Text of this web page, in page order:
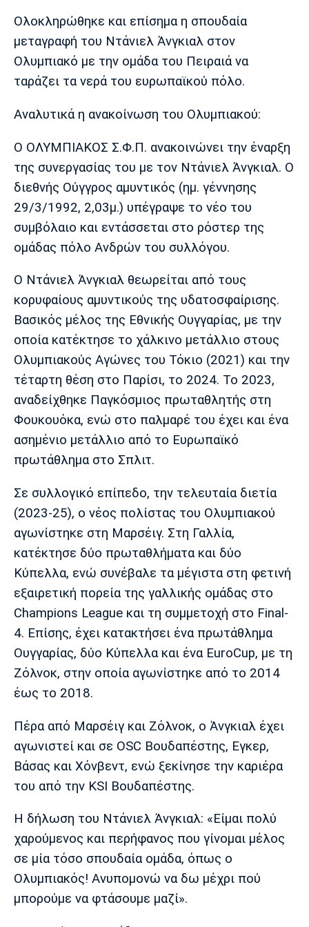
Πολιτισμός
Τραγούδια
Cine Spot
Παρασκήνιο
Πρόγραμμα TV
Ιωνικός Κηφισιά Πανσερραϊκός
Μπαρτσελόνα
Ρεάλ
Μαδρίτης
Ατλέτικο
Μαδρίτης
Μάντσεστερ
Γιουνάιτεντ
Τσέλσι Άρσεναλ
Λίβερπουλ
Μάντσεστερ
Σίτι
Γιουβέντους
Ίντερ Μπάγερν
Ντόρτμουντ
Μονακό
Ερυθρός
Αστέρας
Τότεναμ
Πόρτο Μπενφίκα
Ολοκληρώθηκε και επίσημα η σπουδαία
μεταγραφή του Ντάνιελ Άνγκιαλ στον
Ολυμπιακό με την ομάδα του Πειραιά να
ταράζει τα νερά του ευρωπαϊκού πόλο.
Αναλυτικά η ανακοίνωση του Ολυμπιακού:
Ο ΟΛΥΜΠΙΑΚΟΣ Σ.Φ.Π. ανακοινώνει την έναρξη
της συνεργασίας του με τον Ντάνιελ Άνγκιαλ. Ο
διεθνής Ούγγρος αμυντικός (ημ. γέννησης
29/3/1992, 2,03μ.) υπέγραψε το νέο του
συμβόλαιο και εντάσσεται στο ρόστερ της
ομάδας πόλο Ανδρών του συλλόγου.
Ο Ντάνιελ Άνγκιαλ θεωρείται από τους
κορυφαίους αμυντικούς της υδατοσφαίρισης.
Βασικός μέλος της Εθνικής Ουγγαρίας, με την
οποία κατέκτησε το χάλκινο μετάλλιο στους
Ολυμπιακούς Αγώνες του Τόκιο (2021) και την
τέταρτη θέση στο Παρίσι, το 2024. Το 2023,
αναδείχθηκε Παγκόσμιος πρωταθλητής στη
Φουκουόκα, ενώ στο παλμαρέ του έχει και ένα
ασημένιο μετάλλιο από το Ευρωπαϊκό
πρωτάθλημα στο Σπλιτ.
Σε συλλογικό επίπεδο, την τελευταία διετία
(2023-25), ο νέος πολίστας του Ολυμπιακού
αγωνίστηκε στη Μαρσέιγ. Στη Γαλλία,
κατέκτησε δύο πρωταθλήματα και δύο
Κύπελλα, ενώ συνέβαλε τα μέγιστα στη φετινή
εξαιρετική πορεία της γαλλικής ομάδας στο
Champions League και τη συμμετοχή στο Final-
4. Επίσης, έχει κατακτήσει ένα πρωτάθλημα
Ουγγαρίας, δύο Κύπελλα και ένα EuroCup, με τη
Ζόλνοκ, στην οποία αγωνίστηκε από το 2014
έως το 2018.
Πέρα από Μαρσέιγ και Ζόλνοκ, ο Άνγκιαλ έχει
αγωνιστεί και σε OSC Βουδαπέστης, Εγκερ,
Βάσας και Χόνβεντ, ενώ ξεκίνησε την καριέρα
του από την KSI Βουδαπέστης.
Η δήλωση του Ντάνιελ Άνγκιαλ: «Είμαι πολύ
χαρούμενος και περήφανος που γίνομαι μέλος
σε μία τόσο σπουδαία ομάδα, όπως ο
Ολυμπιακός! Ανυπομονώ να δω μέχρι πού
μπορούμε να φτάσουμε μαζί».